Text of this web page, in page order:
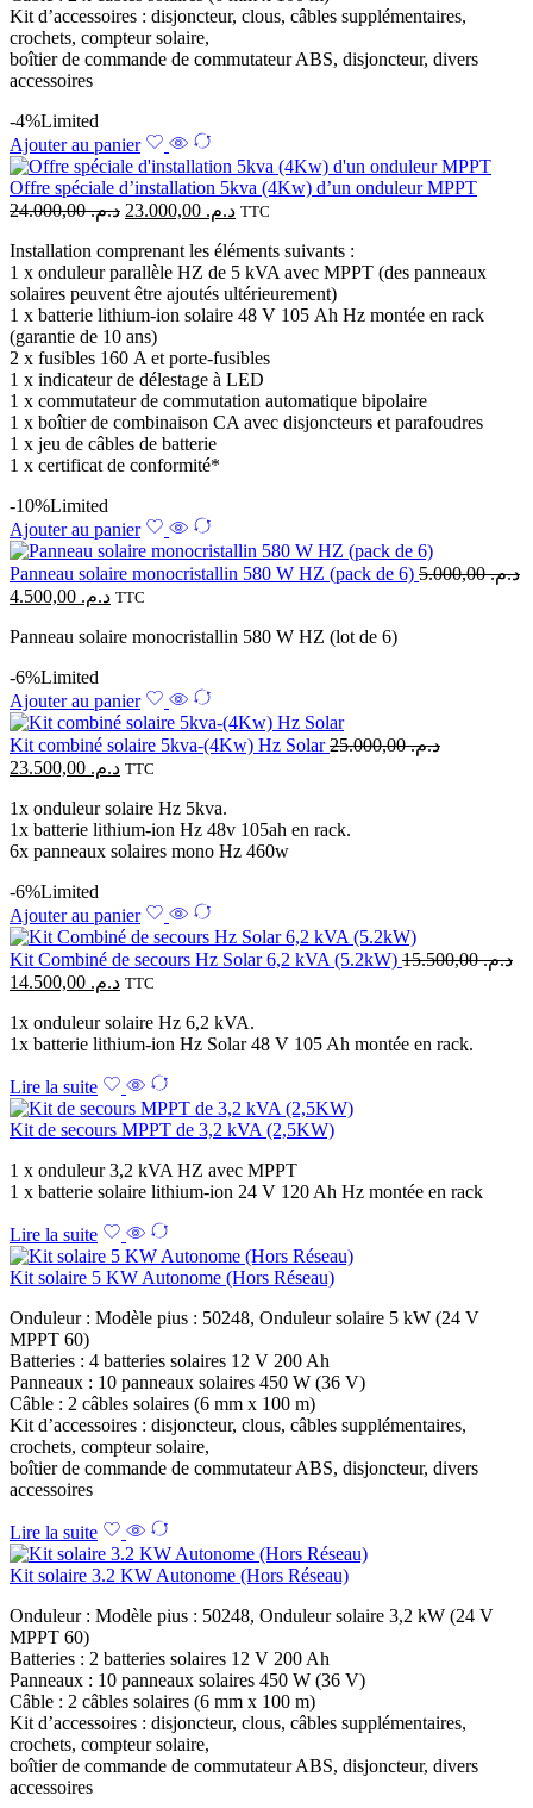
Kit d’accessoires : disjoncteur, clous, câbles supplémentaires,
crochets, compteur solaire,
boîtier de commande de commutateur ABS, disjoncteur, divers
accessoires
-4%Limited
Ajouter au panier
Offre spéciale d’installation 5kva (4Kw) d’un onduleur MPPT
د.م.24.000,00 د.م. TTC
Installation comprenant les éléments suivants :
1 x onduleur parallèle HZ de 5 kVA avec MPPT (des panneaux
solaires peuvent être ajoutés ultérieurement)
1 x batterie lithium-ion solaire 48 V 105 Ah Hz montée en rack
(garantie de 10 ans)
2 x fusibles 160 A et porte-fusibles
1 x indicateur de délestage à LED
1 x commutateur de commutation automatique bipolaire
1 x boîtier de combinaison CA avec disjoncteurs et parafoudres
1 x jeu de câbles de batterie
1 x certificat de conformité*
-10%Limited
Ajouter au panier
Panneau solaire monocristallin 580 W HZ (pack de 6) د.م.5.000,00
د.م. TTC
Panneau solaire monocristallin 580 W HZ (lot de 6)
-6%Limited
Ajouter au panier
Kit combiné solaire 5kva-(4Kw) Hz Solar د.م.25.000,00
د.م. TTC
1x onduleur solaire Hz 5kva.
1x batterie lithium-ion Hz 48v 105ah en rack.
6x panneaux solaires mono Hz 460w
-6%Limited
Ajouter au panier
Kit Combiné de secours Hz Solar 6,2 kVA (5.2kW) د.م.15.500,00
د.م. TTC
1x onduleur solaire Hz 6,2 kVA.
1x batterie lithium-ion Hz Solar 48 V 105 Ah montée en rack.
Lire la suite
Kit de secours MPPT de 3,2 kVA (2,5KW)
1 x onduleur 3,2 kVA HZ avec MPPT
1 x batterie solaire lithium-ion 24 V 120 Ah Hz montée en rack
Lire la suite
Kit solaire 5 KW Autonome (Hors Réseau)
Onduleur : Modèle pius : 50248, Onduleur solaire 5 kW (24 V
MPPT 60)
Batteries : 4 batteries solaires 12 V 200 Ah
Panneaux : 10 panneaux solaires 450 W (36 V)
Câble : 2 câbles solaires (6 mm x 100 m)
Kit d’accessoires : disjoncteur, clous, câbles supplémentaires,
crochets, compteur solaire,
boîtier de commande de commutateur ABS, disjoncteur, divers
accessoires
Lire la suite
Kit solaire 3.2 KW Autonome (Hors Réseau)
Onduleur : Modèle pius : 50248, Onduleur solaire 3,2 kW (24 V
MPPT 60)
Batteries : 2 batteries solaires 12 V 200 Ah
Panneaux : 10 panneaux solaires 450 W (36 V)
Câble : 2 câbles solaires (6 mm x 100 m)
Kit d’accessoires : disjoncteur, clous, câbles supplémentaires,
crochets, compteur solaire,
boîtier de commande de commutateur ABS, disjoncteur, divers
accessoires